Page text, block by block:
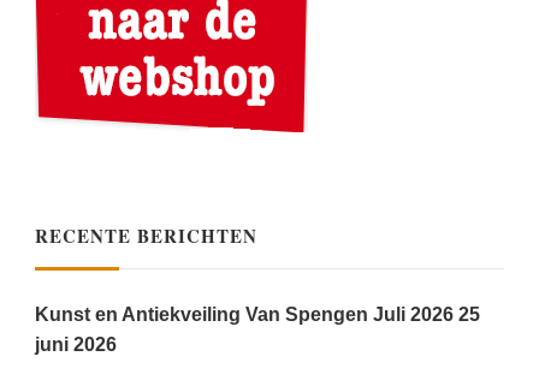
RECENTE BERICHTEN
Kunst en Antiekveiling Van Spengen Juli 2026 25
juni 2026